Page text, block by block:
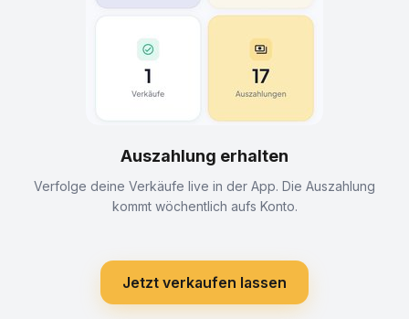
Auszahlung erhalten
Verfolge deine Verkäufe live in der App. Die Auszahlung
kommt wöchentlich aufs Konto.
Jetzt verkaufen lassen